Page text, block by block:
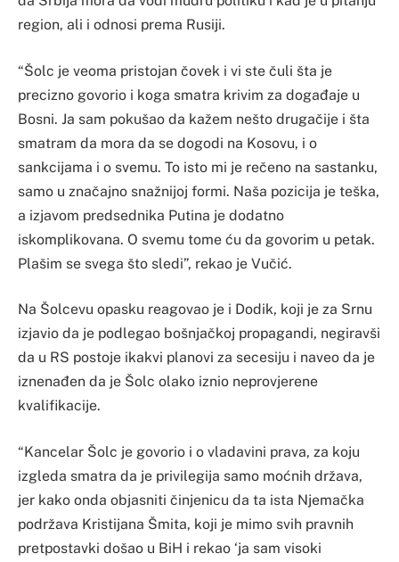
region, ali i odnosi prema Rusiji.
“Šolc je veoma pristojan čovek i vi ste čuli šta je
precizno govorio i koga smatra krivim za događaje u
Bosni. Ja sam pokušao da kažem nešto drugačije i šta
smatram da mora da se dogodi na Kosovu, i o
sankcijama i o svemu. To isto mi je rečeno na sastanku,
samo u značajno snažnijoj formi. Naša pozicija je teška,
a izjavom predsednika Putina je dodatno
iskomplikovana. O svemu tome ću da govorim u petak.
Plašim se svega što sledi”, rekao je Vučić.
Na Šolcevu opasku reagovao je i Dodik, koji je za Srnu
izjavio da je podlegao bošnjačkoj propagandi, negiravši
da u RS postoje ikakvi planovi za secesiju i naveo da je
iznenađen da je Šolc olako iznio neprovjerene
kvalifikacije.
“Kancelar Šolc je govorio i o vladavini prava, za koju
izgleda smatra da je privilegija samo moćnih država,
jer kako onda objasniti činjenicu da ta ista Njemačka
podržava Kristijana Šmita, koji je mimo svih pravnih
pretpostavki došao u BiH i rekao ‘ja sam visoki